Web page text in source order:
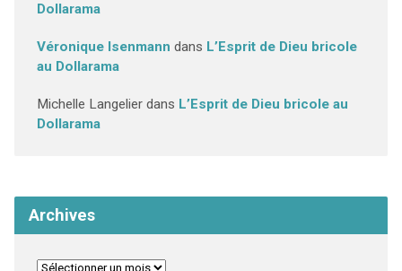
Dollarama
Véronique Isenmann dans L’Esprit de Dieu bricole
au Dollarama
Michelle Langelierdans L’Esprit de Dieu bricole au
Dollarama
Archives